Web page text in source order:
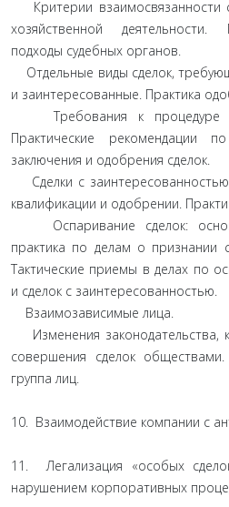
Критерии взаимосвязанности
хозяйственной деятельности.
подходы судебных органов.
Отдельные виды сделок,
и заинтересованные. Практика
Требования к процедуре
Практические рекомендации
заключения и одобрения сделок.
Сделки с
квалификации и одобрении.
Оспаривание сделок:
практика по делам о признании
Тактические приемы в делах по
и сделок с заинтересованностью.
Взаимозависимые лица.
Изменения законодательства,
совершения сделок
группа лиц.
10. Взаимодействие компании с
11. Легализация «особых
нарушением корпоративных